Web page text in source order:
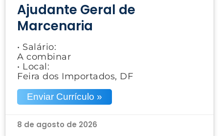
Ajudante Geral de
Marcenaria
• Salário:
A combinar
• Local:
Feira dos Importados, DF
Enviar Currículo »
8 de agosto de 2026